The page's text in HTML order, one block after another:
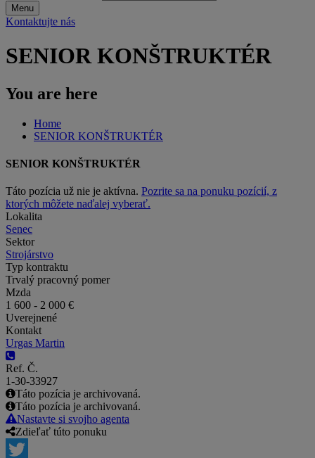
Menu
Kontaktujte nás
SENIOR KONŠTRUKTÉR
You are here
Home
SENIOR KONŠTRUKTÉR
SENIOR KONŠTRUKTÉR
Táto pozícia už nie je aktívna. Pozrite sa na ponuku pozícií, z
ktorých môžete naďalej vyberať.
Lokalita
Senec
Sektor
Strojárstvo
Typ kontraktu
Trvalý pracovný pomer
Mzda
1 600 - 2 000 €
Uverejnené
Kontakt
Urgas Martin
Ref. Č.
1-30-33927
Táto pozícia je archivovaná.
Táto pozícia je archivovaná.
Nastavte si svojho agenta
Zdieľať túto ponuku